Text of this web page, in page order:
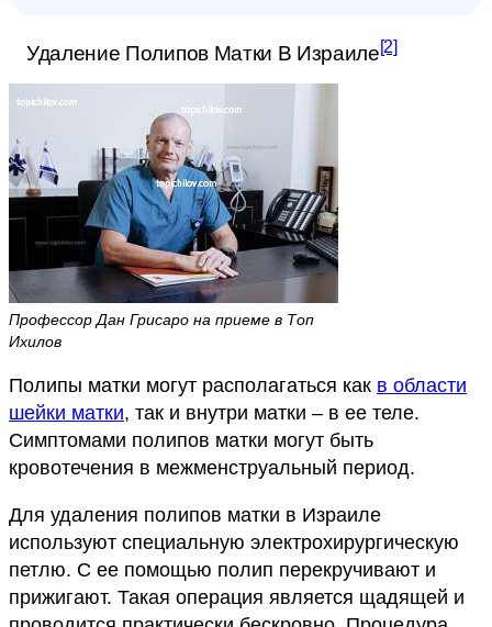
Удаление Полипов Матки В Израиле[2]
Профессор Дан Грисаро на приеме в Топ
Ихилов
Полипы матки могут располагаться как в области
шейки матки, так и внутри матки – в ее теле.
Симптомами полипов матки могут быть
кровотечения в межменструальный период.
Для удаления полипов матки в Израиле
используют специальную электрохирургическую
петлю. С ее помощью полип перекручивают и
прижигают. Такая операция является щадящей и